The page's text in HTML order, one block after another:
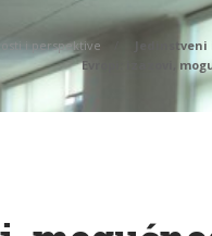
i perspektive
Evropi: izazovi,